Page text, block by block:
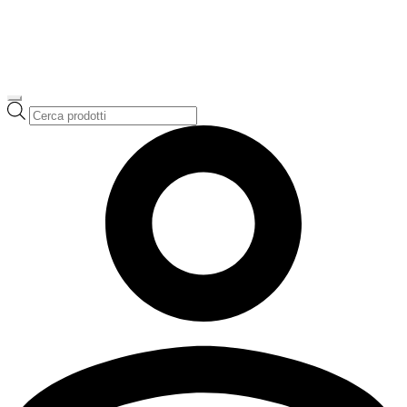
Ricerca
prodotti